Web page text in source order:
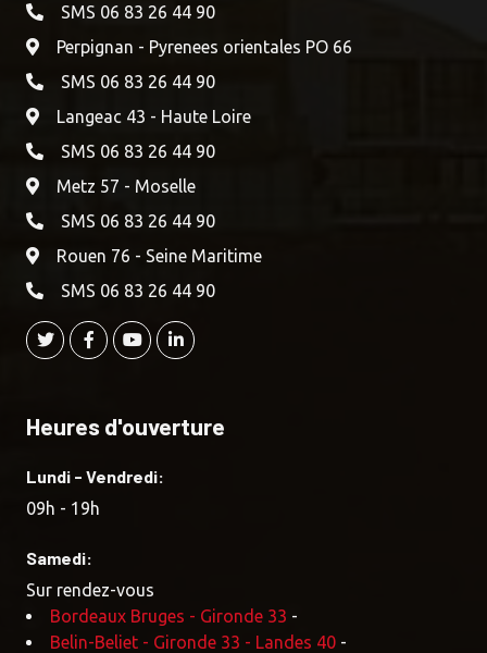
SMS 06 83 26 44 90
Perpignan - Pyrenees orientales PO 66
SMS 06 83 26 44 90
Langeac 43 - Haute Loire
SMS 06 83 26 44 90
Metz 57 - Moselle
SMS 06 83 26 44 90
Rouen 76 - Seine Maritime
SMS 06 83 26 44 90
Heures d'ouverture
Lundi - Vendredi:
09h - 19h
Samedi:
Sur rendez-vous
Bordeaux Bruges - Gironde 33 -
Belin-Beliet - Gironde 33 - Landes 40 -